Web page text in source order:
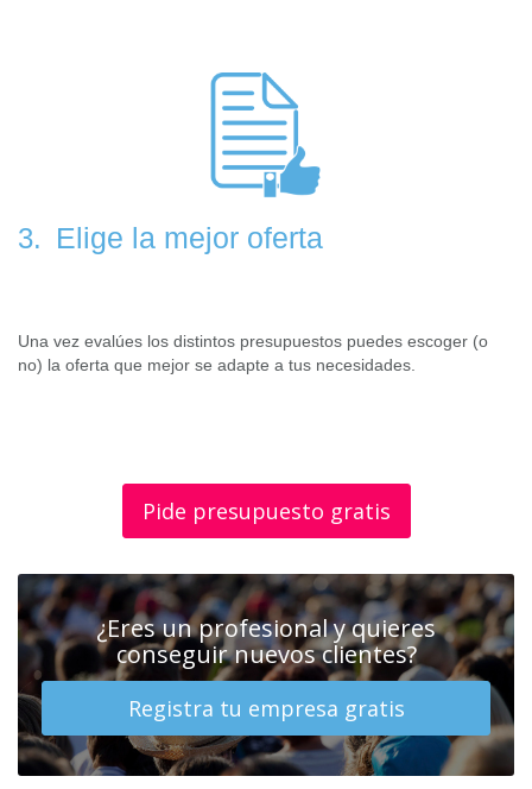
3. Elige la mejor oferta
Una vez evalúes los distintos presupuestos puedes escoger (o
no) la oferta que mejor se adapte a tus necesidades.
Pide presupuesto gratis
¿Eres un profesional y quieres
conseguir nuevos clientes?
Registra tu empresa gratis